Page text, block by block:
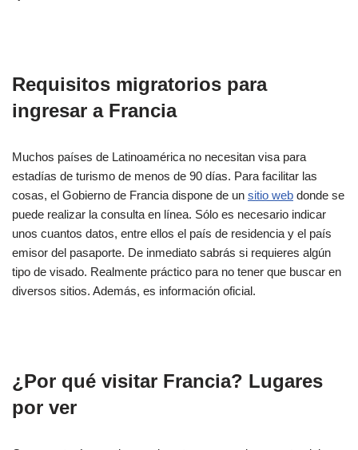
Requisitos migratorios para
ingresar a Francia
Muchos países de Latinoamérica no necesitan visa para
estadías de turismo de menos de 90 días. Para facilitar las
cosas, el Gobierno de Francia dispone de un sitio web donde se
puede realizar la consulta en línea. Sólo es necesario indicar
unos cuantos datos, entre ellos el país de residencia y el país
emisor del pasaporte. De inmediato sabrás si requieres algún
tipo de visado. Realmente práctico para no tener que buscar en
diversos sitios. Además, es información oficial.
¿Por qué visitar Francia? Lugares
por ver